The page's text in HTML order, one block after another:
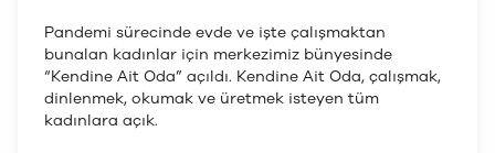
Pandemi sürecinde evde ve işte çalışmaktan
bunalan kadınlar için merkezimiz bünyesinde
“Kendine Ait Oda” açıldı. Kendine Ait Oda, çalışmak,
dinlenmek, okumak ve üretmek isteyen tüm
kadınlara açık.